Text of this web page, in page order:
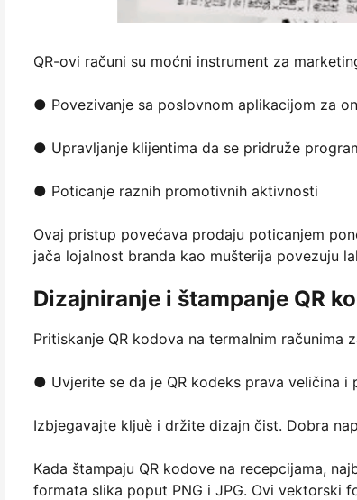
QR-ovi računi su moćni instrument za
● Povezivanje sa poslovnom aplikacijom za
● Upravljanje klijentima da se pridruže
● Poticanje raznih promotivnih aktivnosti
Ovaj pristup povećava prodaju poticanjem
jača lojalnost branda kao mušterija povezuju
Dizajniranje i štampanje QR
Pritiskanje QR kodova na termalnim računima
● Uvjerite se da je QR kodeks prava veličina i
Izbjegavajte kljuè i držite dizajn čist. Dobra
Kada štampaju QR kodove na recepcijama,
formata slika poput PNG i JPG. Ovi vektorski